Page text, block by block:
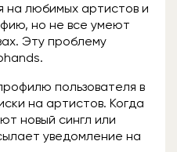
на любимых артистов и
но не все умеют
Эту проблему
пользователя в
на артистов. Когда
новый сингл или
уведомление на